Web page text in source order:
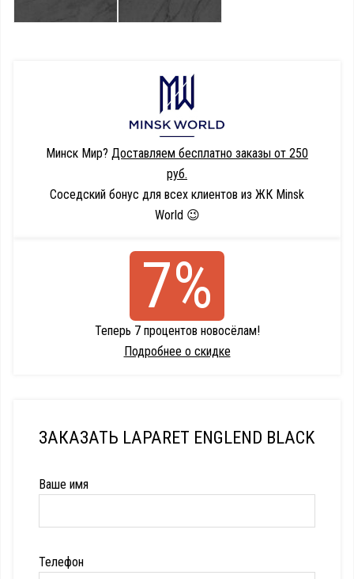
Минск Мир? Доставляем бесплатно заказы от 250
руб.
Соседский бонус для всех клиентов из ЖК Minsk
World 😉
7%
Теперь 7 процентов новосёлам!
Подробнее о скидке
ЗАКАЗАТЬ LAPARET ENGLEND BLACK
Ваше имя
Телефон